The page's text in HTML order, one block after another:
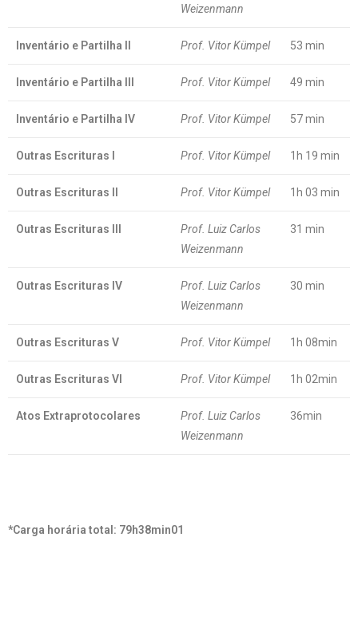
Weizenmann
Inventário e Partilha II Prof. Vitor Kümpel 53 min
Inventário e Partilha III Prof. Vitor Kümpel 49 min
Inventário e Partilha IV Prof. Vitor Kümpel 57 min
Outras Escrituras I Prof. Vitor Kümpel 1h 19 min
Outras Escrituras II Prof. Vitor Kümpel 1h 03 min
Outras Escrituras III
Prof. Luiz Carlos
Weizenmann
31 min
Outras Escrituras IV
Prof. Luiz Carlos
Weizenmann
30 min
Outras Escrituras V Prof. Vitor Kümpel 1h 08min
Outras Escrituras VI Prof. Vitor Kümpel 1h 02min
Atos Extraprotocolares
Prof. Luiz Carlos
Weizenmann
36min
*Carga horária total: 79h38min01